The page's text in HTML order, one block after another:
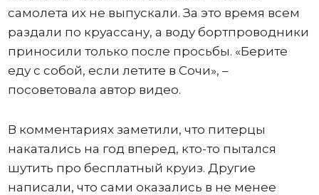
самолета их не выпускали. За это время всем
раздали по круассану, а воду бортпроводники
приносили только после просьбы. «Берите
еду с собой, если летите в Сочи», –
посоветовала автор видео.
В комментариях заметили, что питерцы
накатались на год вперед, кто-то пытался
шутить про бесплатный круиз. Другие
написали, что сами оказались в не менее